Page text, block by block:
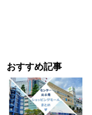
おすすめ記事